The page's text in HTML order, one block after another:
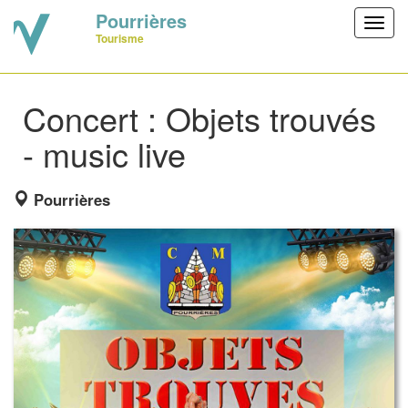
Pourrières
Tourisme
Concert : Objets trouvés
- music live
Pourrières